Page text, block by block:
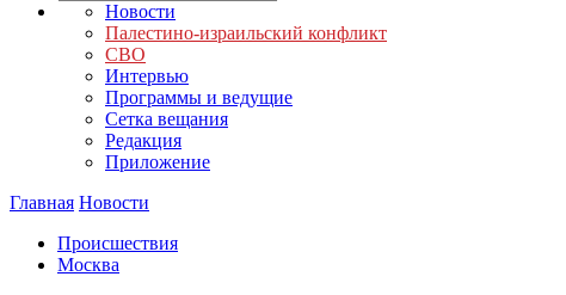
Новости
Палестино-израильский конфликт
СВО
Интервью
Программы и ведущие
Сетка вещания
Редакция
Приложение
Главная Новости
Происшествия
Москва